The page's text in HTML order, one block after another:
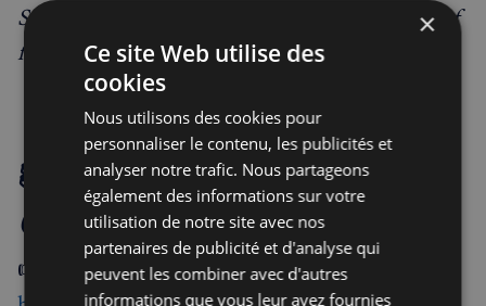
Steak Tartare & Chips
A Chef
for All Seasons , p. 197
📚 Pour acheterThe
Curious Gourmand
👉
Amazon :
×
Ce site Web utilise des
cookies
Nous utilisons des cookies pour
personnaliser le contenu, les publicités et
analyser notre trafic. Nous partageons
également des informations sur votre
utilisation de notre site avec nos
partenaires de publicité et d'analyse qui
peuvent les combiner avec d'autres
informations que vous leur avez fournies